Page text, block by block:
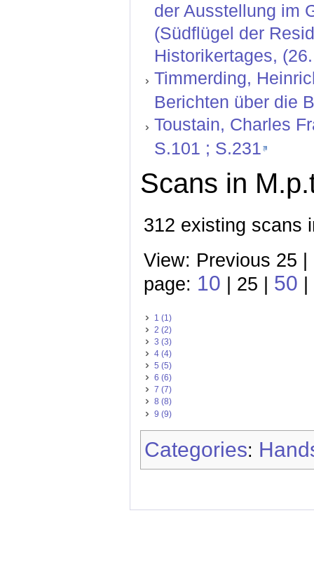
der Ausstellung im
(Südflügel der
Historikertages,
Timmerding,
Berichten über die
Toustain, Charles
S.101 ; S.231
Scans in
312 existing scans
View: Previous 25 |
page: 10 | 25 | 50
1 (1)
2 (2)
3 (3)
4 (4)
5 (5)
6 (6)
7 (7)
8 (8)
9 (9)
Categories: